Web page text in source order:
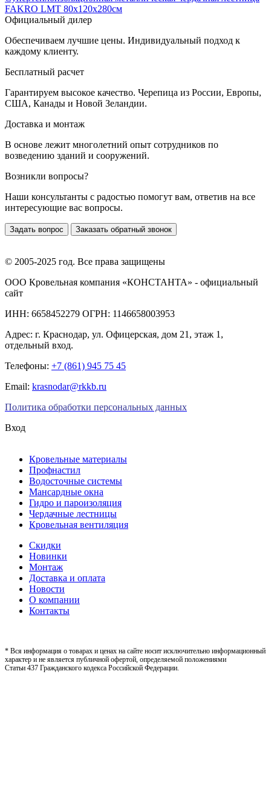
FAKRO LMT 80х120х280см
Официальный дилер
Обеспечиваем лучшие цены. Индивидуальный подход к
каждому клиенту.
Бесплатный расчет
Гарантируем высокое качество. Черепица из России, Европы,
США, Канады и Новой Зеландии.
Доставка и монтаж
В основе лежит многолетний опыт сотрудников по
возведению зданий и сооружений.
Возникли вопросы?
Наши консультанты с радостью помогут вам, ответив на все
интересующие вас вопросы.
Задать вопрос Заказать обратный звонок
© 2005-2025 год. Все права защищены
ООО Кровельная компания «КОНСТАНТА» - официальный
сайт
ИНН: 6658452279 ОГРН: 1146658003953
Адрес: г. Краснодар, ул. Офицерская, дом 21, этаж 1,
отдельный вход.
Телефоны: +7 (861) 945 75 45
Email: krasnodar@rkkb.ru
Политика обработки персональных данных
Вход
Кровельные материалы
Профнастил
Водосточные системы
Мансардные окна
Гидро и пароизоляция
Чердачные лестницы
Кровельная вентиляция
Скидки
Новинки
Монтаж
Доставка и оплата
Новости
О компании
Контакты
* Вся информация о товарах и ценах на сайте носит исключительно информационный
характер и не является публичной офертой, определяемой положениями
Статьи 437 Гражданского кодекса Российской Федерации.